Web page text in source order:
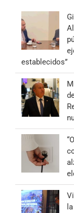
establecidos”